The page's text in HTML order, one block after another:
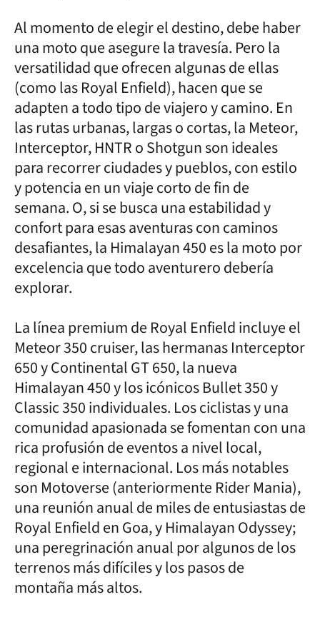
Al momento de elegir el destino, debe haber
una moto que asegure la travesía. Pero la
versatilidad que ofrecen algunas de ellas
(como las Royal Enfield), hacen que se
adapten a todo tipo de viajero y camino. En
las rutas urbanas, largas o cortas, la Meteor,
Interceptor, HNTR o Shotgun son ideales
para recorrer ciudades y pueblos, con estilo
y potencia en un viaje corto de fin de
semana. O, si se busca una estabilidad y
confort para esas aventuras con caminos
desafiantes, la Himalayan 450 es la moto por
excelencia que todo aventurero debería
explorar.
La línea premium de Royal Enfield incluye el
Meteor 350 cruiser, las hermanas Interceptor
650 y Continental GT 650, la nueva
Himalayan 450 y los icónicos Bullet 350 y
Classic 350 individuales. Los ciclistas y una
comunidad apasionada se fomentan con una
rica profusión de eventos a nivel local,
regional e internacional. Los más notables
son Motoverse (anteriormente Rider Mania),
una reunión anual de miles de entusiastas de
Royal Enfield en Goa, y Himalayan Odyssey;
una peregrinación anual por algunos de los
terrenos más difíciles y los pasos de
montaña más altos.